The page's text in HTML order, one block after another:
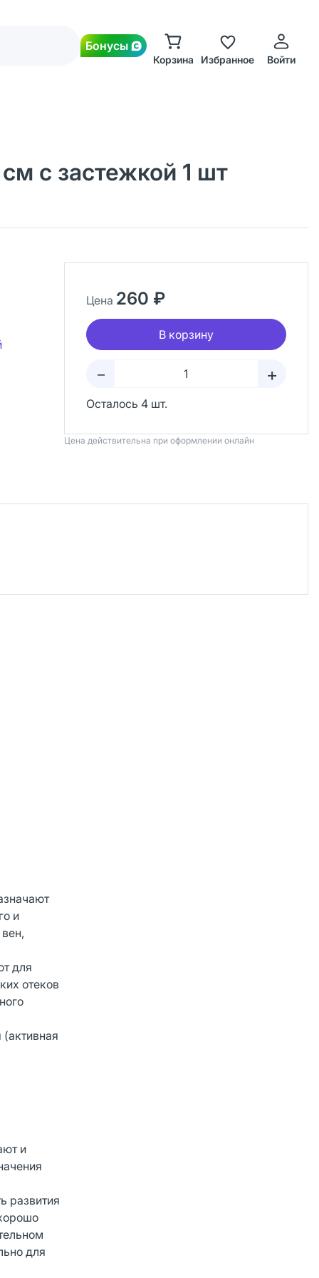
Бонусы
Корзина Избранное Войти
с застежкой 1 шт
Цена 260 ₽
В корзину
– +
Осталось 4 шт.
Цена действительна при оформлении онлайн
и
для
отеков
и
развития
для